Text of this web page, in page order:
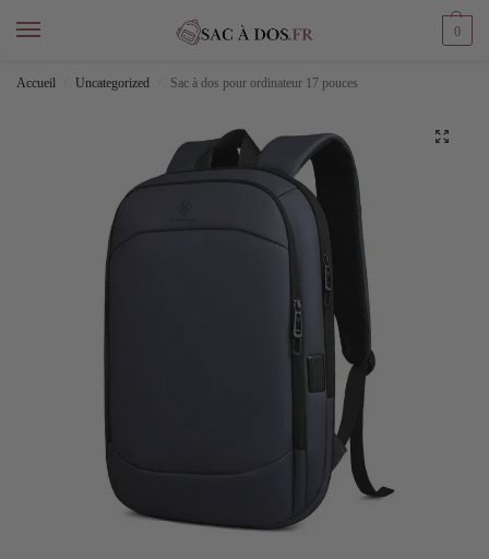
0
Accueil Uncategorized Sac à dos pour ordinateur 17 pouces